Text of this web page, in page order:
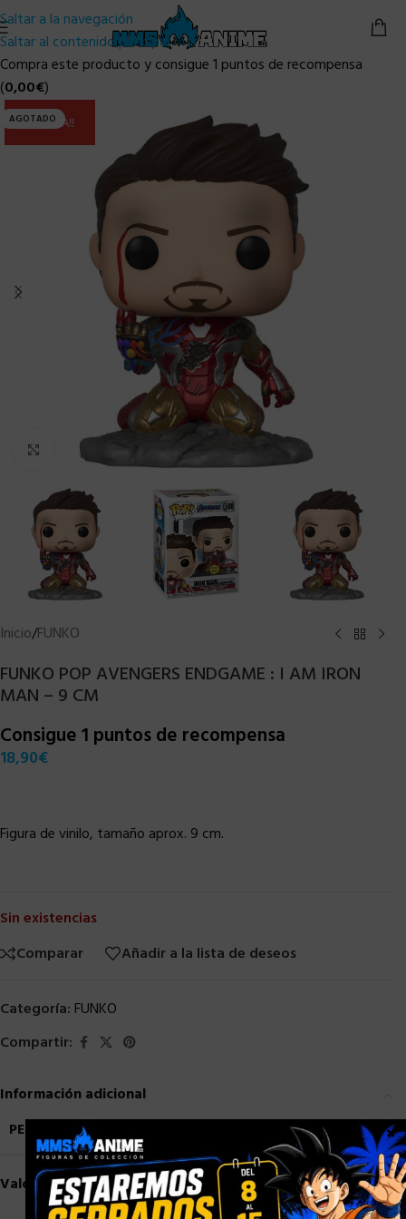
Saltar a la navegación
Saltar al contenido principal
Compra este producto y consigue 1 puntos de recompensa
(0,00€)
AGOTADO
ULTIMA!!
Clic para ampliar
Inicio/FUNKO
FUNKO POP AVENGERS ENDGAME : I AM IRON
MAN – 9 CM
Consigue 1 puntos de recompensa
18,90€
Figura de vinilo, tamaño aprox. 9 cm.
Sin existencias
Comparar
Añadir a la lista de deseos
Categoría: FUNKO
Compartir:
Información adicional
PESO
0,8 kg
Valoraciones (0)
×